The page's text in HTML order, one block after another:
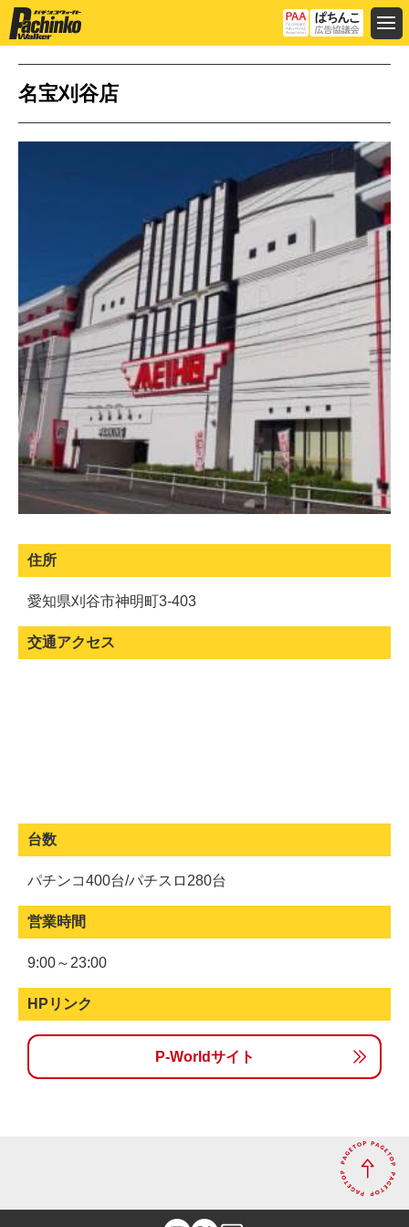
名宝刈谷店
住所
愛知県刈谷市神明町3-403
交通アクセス
台数
パチンコ400台/パチスロ280台
営業時間
9:00～23:00
HPリンク
P-Worldサイト